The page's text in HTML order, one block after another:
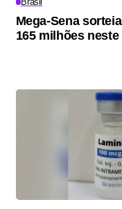
Mega-Sena
165 milhões